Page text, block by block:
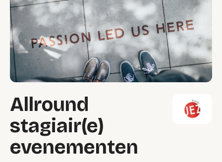
Allround
stagiair(e)
evenementen